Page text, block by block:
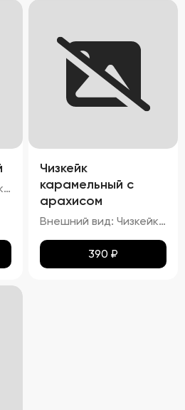
Внешний вид: Чизкейк должен иметь гладкую, ровную поверхность, без трещин и повреждений. Верхняя часть может быть украшена кокосовой стружкой. Цвет: Основу чизкейка должен составлять белый или кремовый цвет, а кокосовая начинка – белый или слегка желтоватый. Структура: Консистенция чизкейка должна быть нежной, кремовой, легко ломающейся вилкой. Вкус: Вкус должен быть сливочным, с выраженными нотами кокоса. Запах: Приятный аромат кокоса и сливок.
Чизкейк
карамельный с
арахисом
Внешний вид: Чизкейк должен иметь гладкую, ровную поверхность, без трещин и повреждений. Верхняя часть может быть украшена карамелью и кусочками арахиса. Цвет: Основу чизкейка должен составлять белый или кремовый цвет, а карамельная начинка – золотисто-коричневая. Структура: Консистенция чизкейка должна быть нежной, кремовой, легко ломающейся вилкой. Вкус: Вкус должен быть сливочным, с выраженными нотами карамели и орехового привкуса от арахиса. Запах: Приятный аромат карамели и ореха.
390 ₽